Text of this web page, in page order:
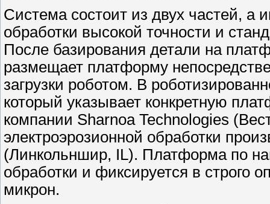
Система состоит из двух частей, а
обработки высокой точности и
После базирования детали на
размещает платформу
загрузки роботом. В
который указывает конкретную
компании Sharnoa Technologies
электроэрозионной обработки
(Линкольншир, IL). Платформа по
обработки и фиксируется в строго
микрон.